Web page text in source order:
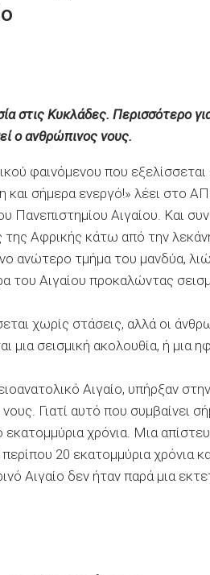
στις Κυκλάδες. Περισσότερο
ο ανθρώπινος νους.
φαινόµενου που
και σήµερα ενεργό!» λέει
Αιγαίου. Και
της Αφρικής κάτω από την
ανώτερο τµήµα του µανδύα,
του Αιγαίου προκαλώντας
χωρίς στάσεις, αλλά οι
σεισµική ακολουθία, ή µια
Αιγαίο, υπήρξαν
Γιατί αυτό που συµβαίνει
χρόνια. Μια
20 εκατοµµύρια χρόνια
Αιγαίο δεν ήταν παρά µια